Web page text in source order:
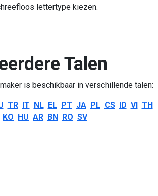
lettertype kiezen.
Talen
is beschikbaar in verschillende talen:
TR IT NL EL PT JA PL CS ID VI TH
KO HU AR BN RO SV